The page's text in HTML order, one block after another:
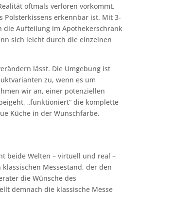
oftmals verloren vorkommt.
Polsterkissens erkennbar ist. Mit 3-
die Aufteilung im Apothekerschrank
sich leicht durch die einzelnen
lässt. Die Umgebung ist
zu, wenn es um
wir an, einer potenziellen
„funktioniert“ die komplette
Küche in der Wunschfarbe.
beide Welten – virtuell und real –
Messestand, der den
die Wünsche des
demnach die klassische Messe